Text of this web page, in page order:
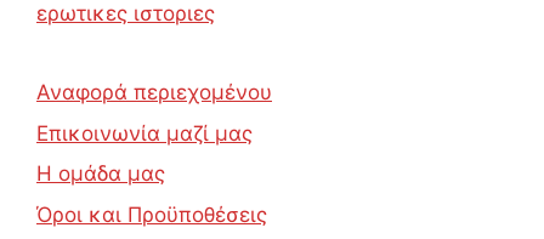
ερωτικες ιστοριες
Αναφορά περιεχομένου
Επικοινωνία μαζί μας
Η ομάδα μας
Όροι και Προϋποθέσεις